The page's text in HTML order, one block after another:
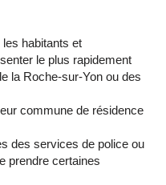
habitants et
le plus rapidement
la Roche-sur-Yon ou des
commune de résidence
des services de police ou
prendre certaines